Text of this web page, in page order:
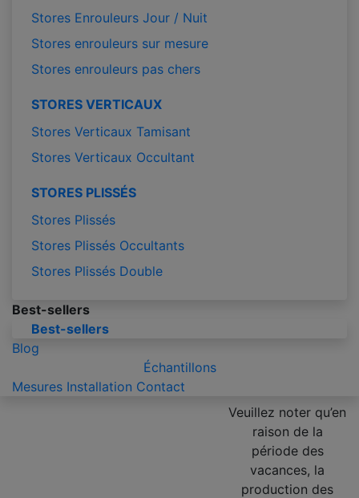
Stores Enrouleurs Jour / Nuit
Stores enrouleurs sur mesure
Stores enrouleurs pas chers
STORES VERTICAUX
Stores Verticaux Tamisant
Stores Verticaux Occultant
STORES PLISSÉS
Stores Plissés
Stores Plissés Occultants
Stores Plissés Double
Best-sellers
Best-sellers
Blog
Échantillons
Mesures Installation Contact
Veuillez noter qu’en
raison de la
période des
vacances, la
production des